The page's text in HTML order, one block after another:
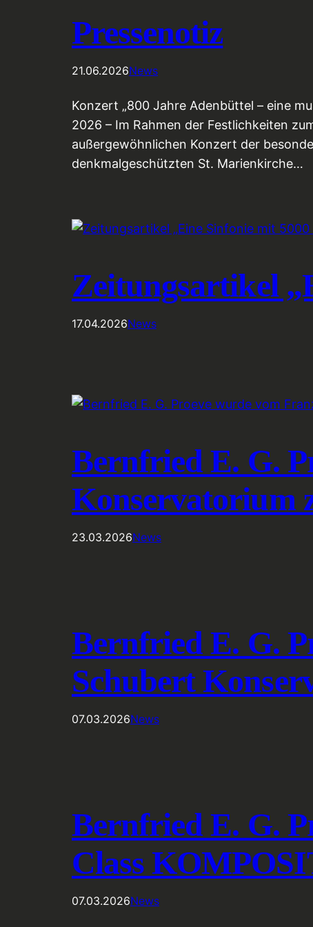
Pressenotiz
21.06.2026News
Konzert „800 Jahre Adenbüttel – eine
2026 – Im Rahmen der Festlichkeiten
außergewöhnlichen Konzert der
denkmalgeschützten St. Marienkirche…
Zeitungsartikel
17.04.2026News
Bernfried E. G.
Konservatorium
23.03.2026News
Bernfried E. G.
Schubert
07.03.2026News
Bernfried E. G.
Class
07.03.2026News